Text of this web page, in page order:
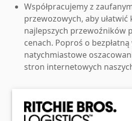
Współpracujemy z
przewozowych, aby
najlepszych przewoźników
cenach. Poproś o
natychmiastowe
stron internetowych